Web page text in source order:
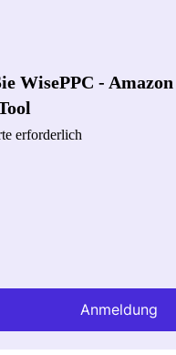
WisePPC - Amazon
erforderlich
Anmeldung